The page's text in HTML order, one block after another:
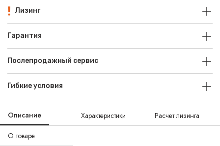
Лизинг
Гарантия
Послепродажный сервис
Гибкие условия
Описание Характеристики Расчет лизинга
О товаре